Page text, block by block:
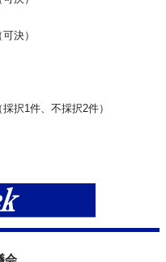
可決）
採択1件、不採択2件）